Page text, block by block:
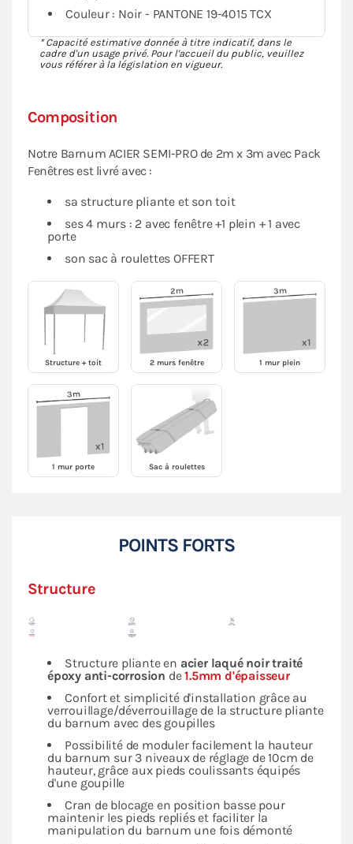
Composition
Notre Barnum ACIER SEMI-PRO de 2m x 3m avec Pack
Fenêtres est livré avec :
sa structure pliante et son toit
ses 4 murs : 2 avec fenêtre +1 plein + 1 avec
porte
son sac à roulettes OFFERT
Structure + toit 2 murs fenêtre 1 mur plein
1 mur porte Sac à roulettes
Couleur : Noir - PANTONE 19-4015 TCX
* Capacité estimative donnée à titre indicatif, dans le
cadre d'un usage privé. Pour l'accueil du public, veuillez
vous référer à la législation en vigueur.
POINTS FORTS
Structure
Structure pliante en acier laqué noir traité
époxy anti-corrosion de1.5mm d'épaisseur
Confort et simplicité d'installation grâce au
verrouillage/déverrouillage de la structure pliante
du barnum avec des goupilles
Possibilité de moduler facilement la hauteur
du barnum sur 3 niveaux de réglage de 10cm de
hauteur, grâce aux pieds coulissants équipés
d'une goupille
Cran de blocage en position basse pour
maintenir les pieds repliés et faciliter la
manipulation du barnum une fois démonté